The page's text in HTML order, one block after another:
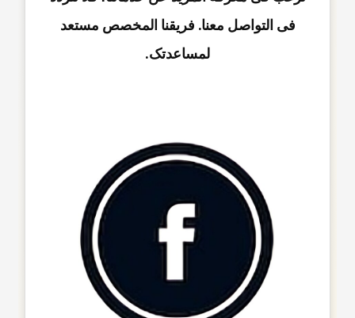
فی التواصل معنا. فریقنا المخصص مستعد
لمساعدتک.